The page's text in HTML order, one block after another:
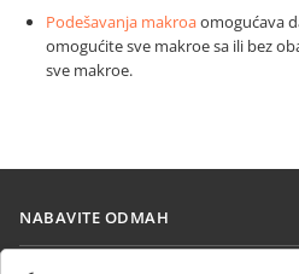
Podešavanja makroaomogućava
omogućite sve makroe sa ili bez
sve makroe.
NABAVITE ODMAH
Docs